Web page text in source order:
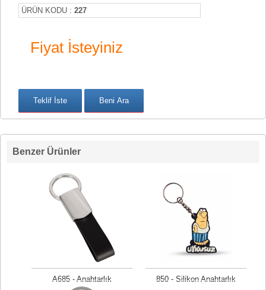
ÜRÜN KODU : 227
Fiyat İsteyiniz
Benzer Ürünler
A685 - Anahtarlık 850 - Silikon Anahtarlık